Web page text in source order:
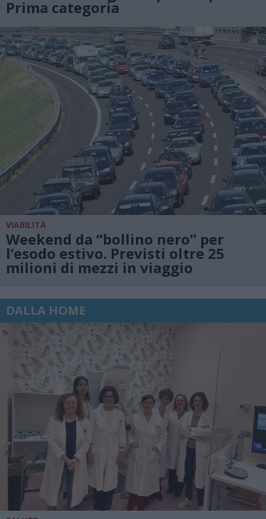
Prima categoria
VIABILITÀ
Weekend da “bollino nero” per
l’esodo estivo. Previsti oltre 25
milioni di mezzi in viaggio
DALLA HOME